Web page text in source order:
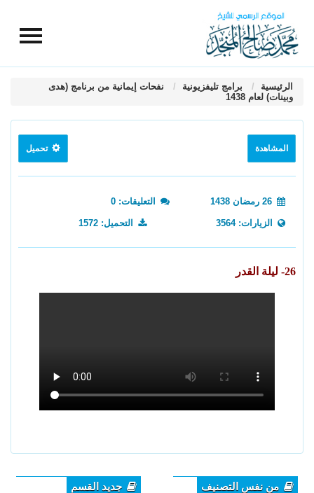
الرئيسية برامج تليفزيونية
نفحات إيمانية من برنامج (هدى
وبينات) لعام 1438
المشاهدة تحميل
التعليقات: 0
الزيارات: 3564 التحميل: 1572
26- ليلة القدر
من نفس التصنيف جديد القسم